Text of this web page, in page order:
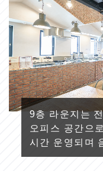
9층 라운지는
오피스 공간으
시간 운영되며